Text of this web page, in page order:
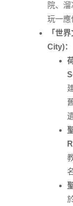
院、
玩一應
「世
City)：